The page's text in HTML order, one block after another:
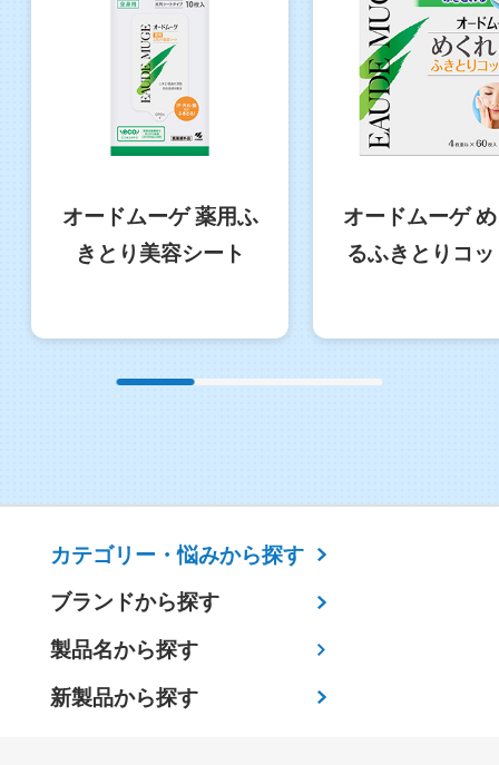
オードムーゲ 薬用ふ
きとり美容シート
オードムーゲ
るふきとりコ
カテゴリー・悩みから探す
ブランドから探す
製品名から探す
新製品から探す